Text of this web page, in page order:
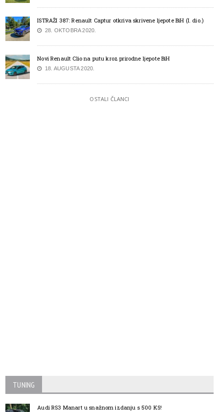
ISTRAŽI 387: Renault Captur otkriva skrivene ljepote BiH (I. dio.)
28. OKTOBRA 2020.
Novi Renault Clio na putu kroz prirodne ljepote BiH
18. AUGUSTA 2020.
OSTALI ČLANCI
TUNING
Audi RS3 Manart u snažnom izdanju s 500 KS!